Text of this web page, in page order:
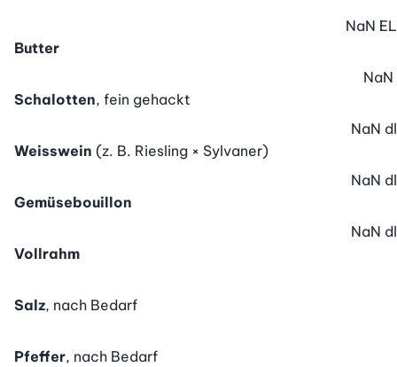
Butter
NaN EL
Schalotten, fein gehackt
NaN
Weisswein (z. B. Riesling × Sylvaner)
NaN dl
Gemüsebouillon
NaN dl
Vollrahm
NaN dl
Salz, nach Bedarf
Pfeffer, nach Bedarf